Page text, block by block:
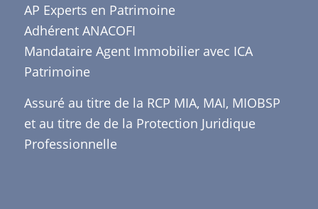
AP Experts en Patrimoine
Adhérent ANACOFI
Mandataire Agent Immobilier avec ICA
Patrimoine
Assuré au titre de la RCP MIA, MAI, MIOBSP
et au titre de de la Protection Juridique
Professionnelle